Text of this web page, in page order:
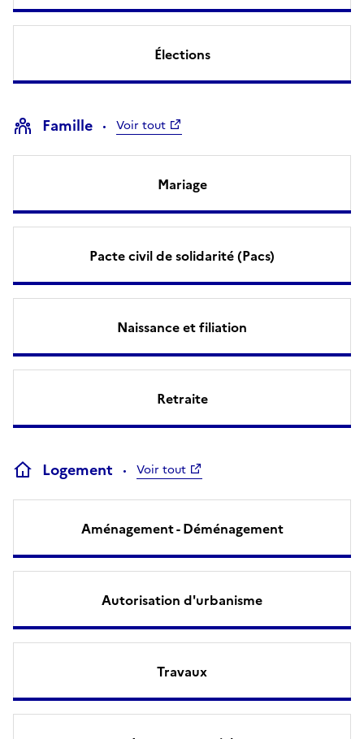
Élections
Famille Voir tout
Mariage
Pacte civil de solidarité (Pacs)
Naissance et filiation
Retraite
Logement Voir tout
Aménagement - Déménagement
Autorisation d'urbanisme
Travaux